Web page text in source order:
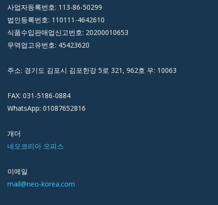
사업자등록번호: 113-86-50299
법인등록번호: 110111-4642610
식품수입판매업신고번호: 20200010653
무역업고유번호: 45423620
주소: 경기도 김포시 김포한강 5로 321, 962호 우: 10063
FAX: 031-5186-0884
WhatsApp: 01087652816
개더
네오코리아 오피스
이메일
mail@neo-korea.com